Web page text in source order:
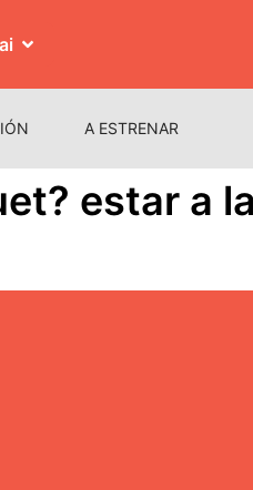
A ESTRENAR
estar a